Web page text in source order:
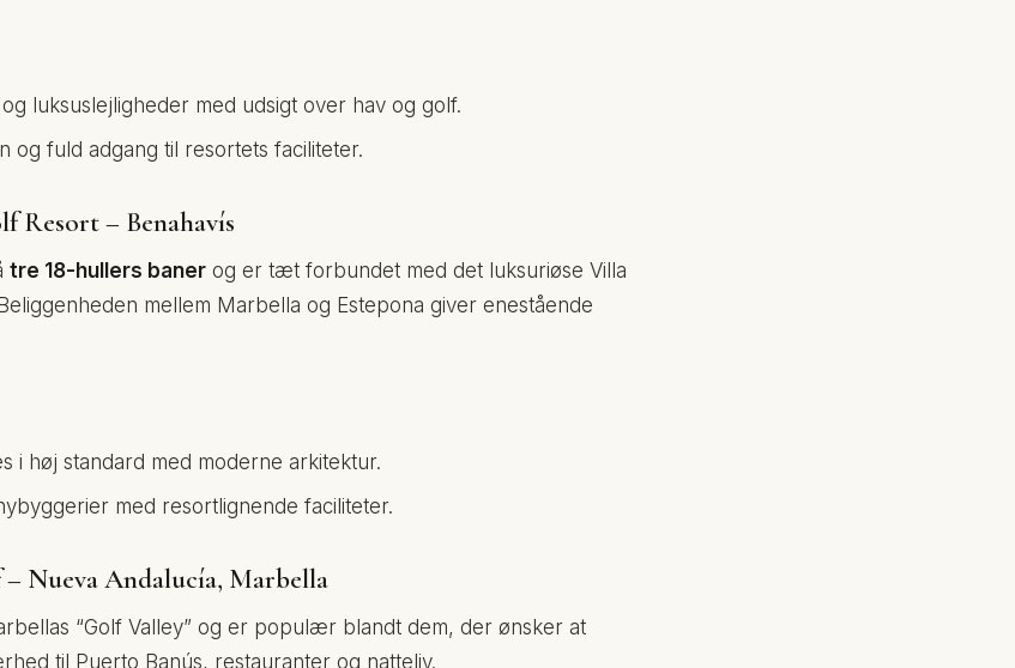
luksuslejligheder med udsigt over hav og golf.
og fuld adgang til resortets faciliteter.
Resort – Benahavís
tre 18-hullers baner og er tæt forbundet med det luksuriøse Villa
mellem Marbella og Estepona giver enestående
i høj standard med moderne arkitektur.
med resortlignende faciliteter.
– Nueva Andalucía, Marbella
“Golf Valley” og er populær blandt dem, der ønsker at
til Puerto Banús, restauranter og natteliv.